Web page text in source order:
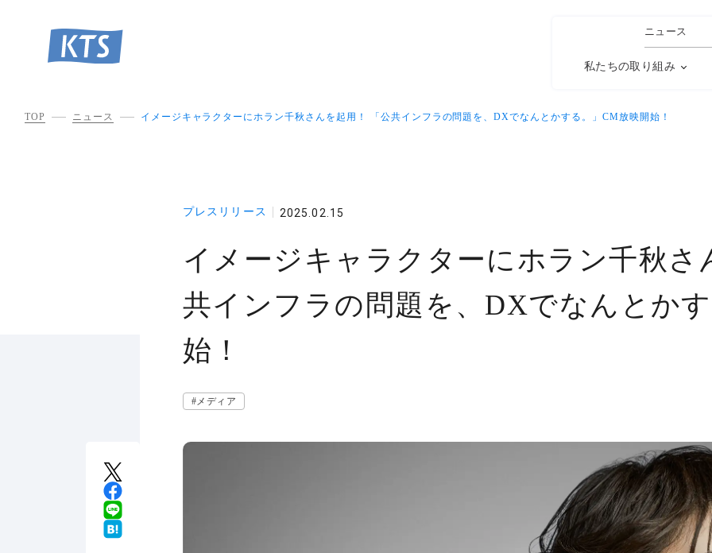
私たちの取り組み
ニュース
TOP ニュース イメージキャラクターにホラン千秋さんを起用！ 「公共インフラの問題を、DXでなんとかする。」CM放映開始！
プレスリリース 2025.02.15
イメージキャラクターにホラン千秋さ
共インフラの問題を、DXでなんとか
始！
#メディア